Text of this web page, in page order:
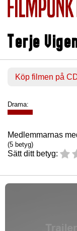
Terje
Köp filmen på
Drama:
Medlemmarnas
(5 betyg)
Sätt ditt betyg: